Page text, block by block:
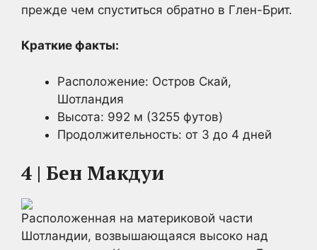
прежде чем спуститься обратно в Глен-Брит.
Краткие факты:
Расположение: Остров Скай,
Шотландия
Высота: 992 м (3255 футов)
Продолжительность: от 3 до 4 дней
4 | Бен Макдуи
Расположенная на материковой части
Шотландии, возвышающаяся высоко над